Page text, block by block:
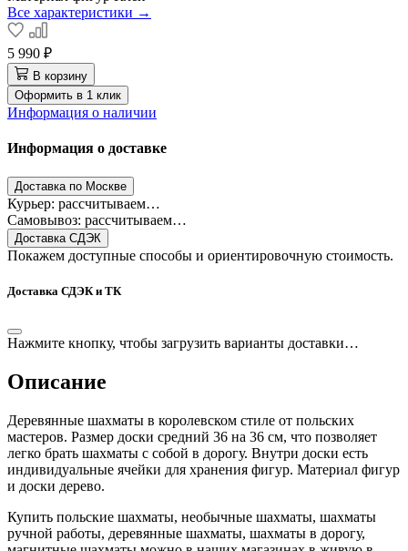
Все характеристики →
5 990 ₽
В корзину
Оформить в 1 клик
Информация о наличии
Информация о доставке
Доставка по Москве
Курьер: рассчитываем…
Самовывоз: рассчитываем…
Доставка СДЭК
Покажем доступные способы и ориентировочную стоимость.
Доставка СДЭК и ТК
Нажмите кнопку, чтобы загрузить варианты доставки…
Описание
Деревянные шахматы в королевском стиле от польских
мастеров. Размер доски средний 36 на 36 см, что позволяет
легко брать шахматы с собой в дорогу. Внутри доски есть
индивидуальные ячейки для хранения фигур. Материал фигур
и доски дерево.
Купить польские шахматы, необычные шахматы, шахматы
ручной работы, деревянные шахматы, шахматы в дорогу,